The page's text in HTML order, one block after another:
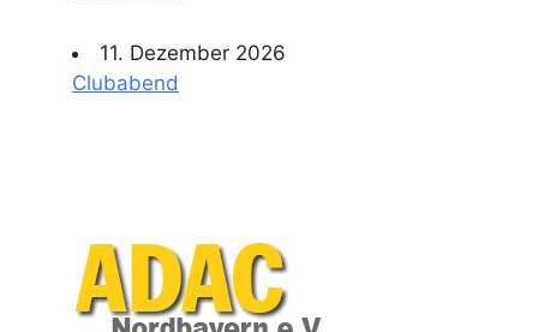
11. Dezember 2026
Clubabend